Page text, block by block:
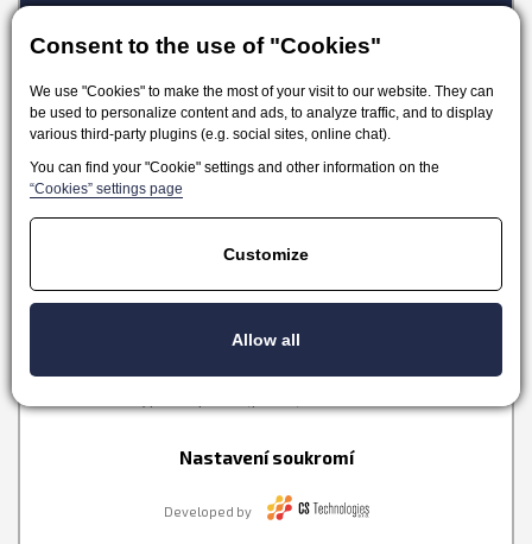
Consent to the use of "Cookies"
We use "Cookies" to make the most of your visit to our website. They can
be used to personalize content and ads, to analyze traffic, and to display
various third-party plugins (e.g. social sites, online chat).
You can find your "Cookie" settings and other information on the
“Cookies” settings page
Customize
Allow all
Obchodné podmienky
Odstúpenie od zmluvy
Doprava a platba
FAQ Kontakt
Podle zákona o evidenci tržeb je prodávající povinen
vystavit kupujícímu účtenku. Zárověň je povinen zaevidovat
přijatou tržbu u správce daně online, v případě technického
Nastavení soukromí
Developed by